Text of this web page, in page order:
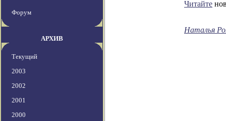
Форум
АРХИВ
Текущий
2003
2002
2001
2000
Читайте
Наталья